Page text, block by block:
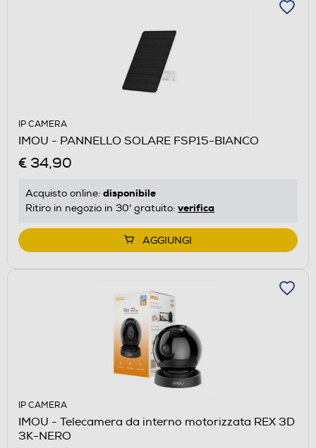
IP CAMERA
IMOU - PANNELLO SOLARE FSP15-BIANCO
€ 34,90
Acquisto online: disponibile
Ritiro in negozio in 30' gratuito: verifica
AGGIUNGI
IP CAMERA
IMOU - Telecamera da interno motorizzata REX 3D
3K-NERO